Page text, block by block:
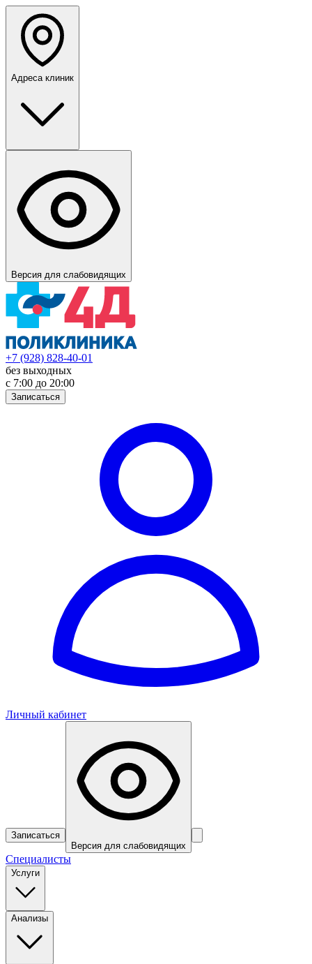
Адреса клиник
Версия для слабовидящих
+7 (928) 828-40-01
без выходных
с 7:00 до 20:00
Записаться
Личный кабинет
Записаться
Версия для слабовидящих
Специалисты
Услуги
Анализы